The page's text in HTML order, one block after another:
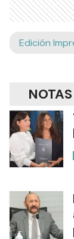
Edición